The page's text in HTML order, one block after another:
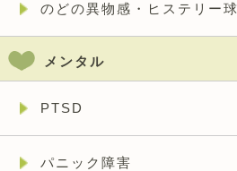
のどの異物感・ヒステリー球
メンタル
PTSD
パニック障害